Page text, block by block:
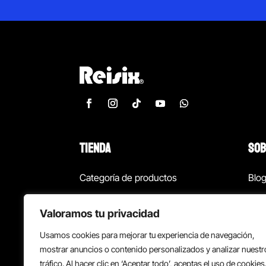
Valoramos tu privacidad
Usamos cookies para mejorar tu experiencia de navegación,
mostrar anuncios o contenido personalizados y analizar
tráfico. Al hacer clic en ‘Aceptar todo’, aceptas el uso de cookies.
TIENDA
Categoría de productos
¡Las mejores ofertas!
Back to school
Blog